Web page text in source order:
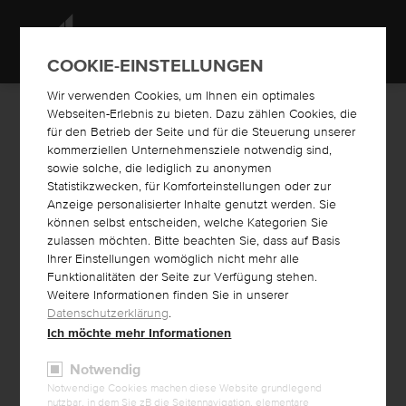
YouTube Video
An dieser Stelle wird eine Video von YouTube angezeigt, sobald
Sie zustimmen. Das Video lädt Inhalte von Google. Weitere
Information finden Sie in unserer Datenschutzerklärung.
VIDEO ABSPIELEN
ONLINESHOP
COOKIE-EINSTELLUNGEN
Wir verwenden Cookies, um Ihnen ein optimales
Webseiten-Erlebnis zu bieten. Dazu zählen Cookies, die
für den Betrieb der Seite und für die Steuerung unserer
kommerziellen Unternehmensziele notwendig sind,
sowie solche, die lediglich zu anonymen
Statistikzwecken, für Komforteinstellungen oder zur
Anzeige personalisierter Inhalte genutzt werden. Sie
können selbst entscheiden, welche Kategorien Sie
zulassen möchten. Bitte beachten Sie, dass auf Basis
Ihrer Einstellungen womöglich nicht mehr alle
Funktionalitäten der Seite zur Verfügung stehen.
Weitere Informationen finden Sie in unserer
Datenschutzerklärung.
Ich möchte mehr Informationen
Notwendig
Notwendige Cookies machen diese Website grundlegend
nutzbar, in dem Sie zB die Seitennavigation, elementare